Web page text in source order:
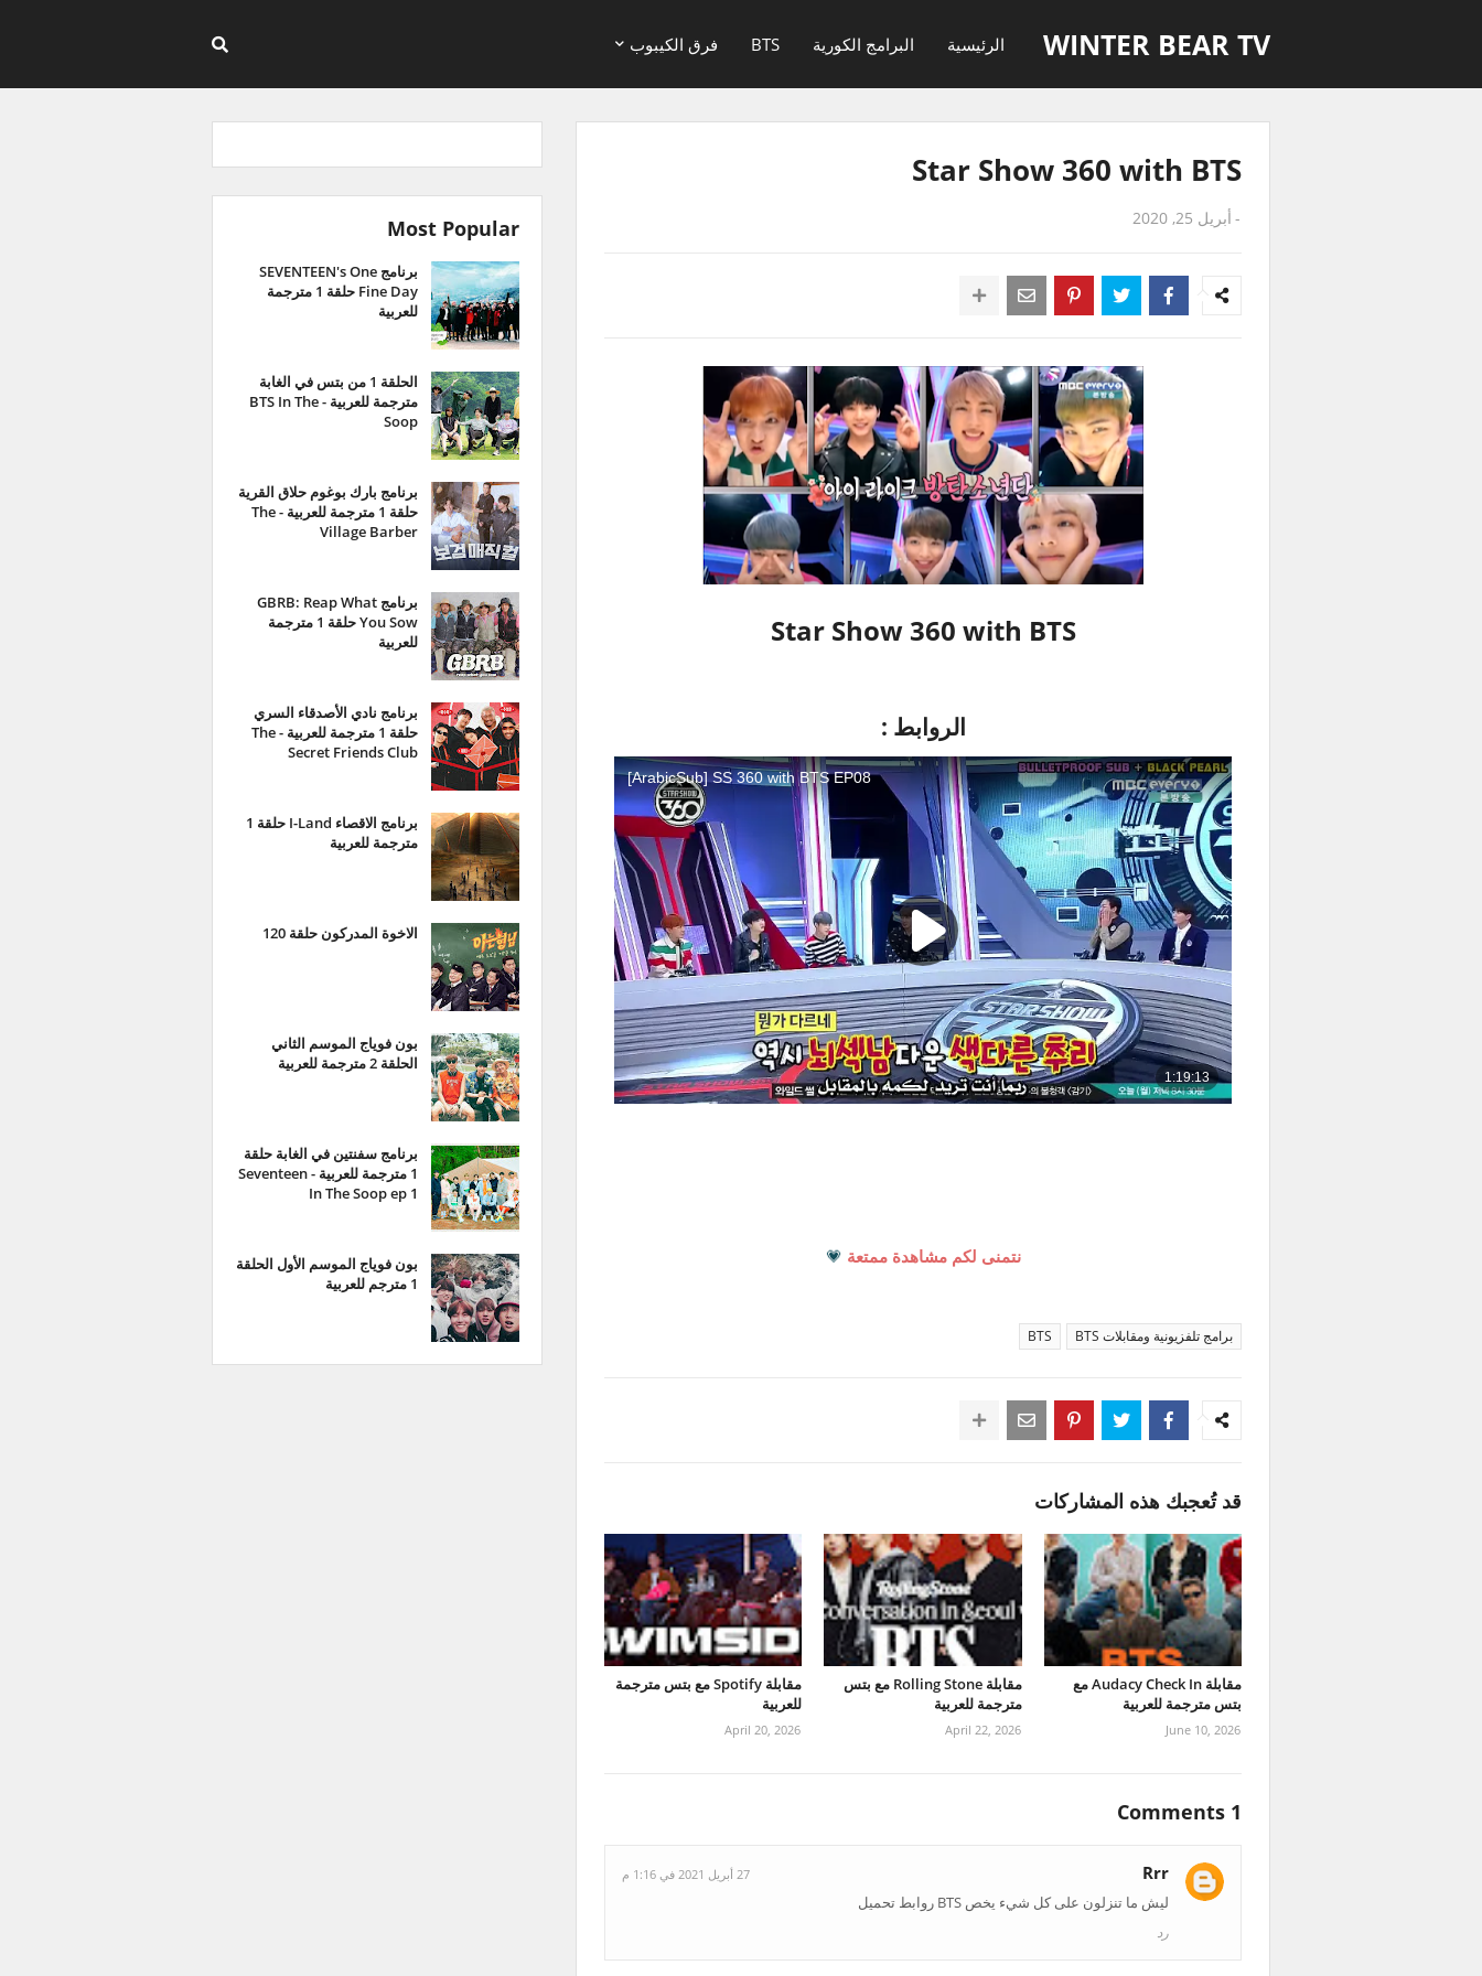
WINTER BEAR TV الرئيسية البرامج الكورية BTS فرق الكيبوب
Star Show 360 with BTS
- أبريل 25, 2020
Star Show 360 with BTS
الروابط :
نتمنى لكم مشاهدة ممتعة 💗
برامج تلفزيونية ومقابلات BTS BTS
قد تُعجبك هذه المشاركات
مقابلة Audacy Check In مع
بتس مترجمة للعربية
June 10, 2026
مقابلة Rolling Stone مع بتس
مترجمة للعربية
April 22, 2026
مقابلة Spotify مع بتس مترجمة
للعربية
April 20, 2026
1 Comments
Rrr 27 أبريل 2021 في 1:16 م
ليش ما تنزلون على كل شيء يخص BTS روابط تحميل
رد
Most Popular
برنامج SEVENTEEN's One
Fine Day حلقة 1 مترجمة
للعربية
الحلقة 1 من بتس في الغابة
مترجمة للعربية - BTS In The
Soop
برنامج بارك بوغوم حلاق القرية
حلقة 1 مترجمة للعربية - The
Village Barber
برنامج GBRB: Reap What
You Sow حلقة 1 مترجمة
للعربية
برنامج نادي الأصدقاء السري
حلقة 1 مترجمة للعربية - The
Secret Friends Club
برنامج الاقصاء I-Land حلقة 1
مترجمة للعربية
الاخوة المدركون حلقة 120
بون فوياج الموسم الثاني
الحلقة 2 مترجمة للعربية
برنامج سفنتين في الغابة حلقة
1 مترجمة للعربية - Seventeen
In The Soop ep 1
بون فوياج الموسم الأول الحلقة
1 مترجم للعربية